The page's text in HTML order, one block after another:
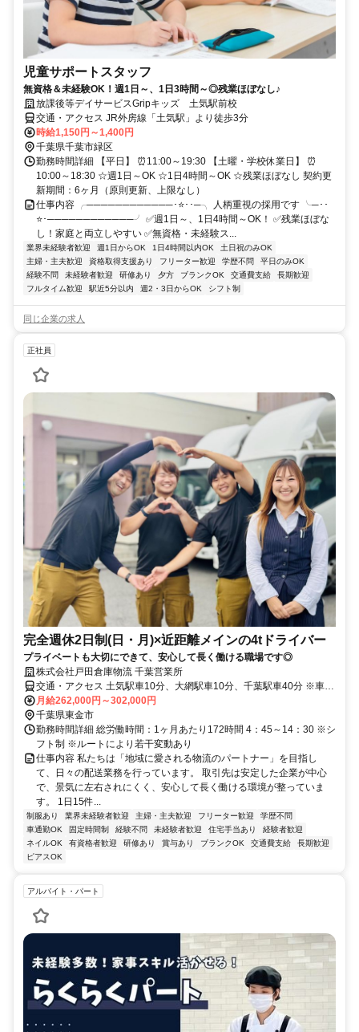
児童サポートスタッフ
無資格＆未経験OK！週1日～、1日3時間～◎残業ほぼなし♪
放課後等デイサービスGripキッズ 土気駅前校
交通・アクセス JR外房線「土気駅」より徒歩3分
時給1,150円～1,400円
千葉県千葉市緑区
勤務時間詳細 【平日】 ⏰11:00～19:30 【土曜・学校休業日】 ⏰
10:00～18:30 ☆週1日～OK ☆1日4時間～OK ☆残業ほぼなし 契約更
新期間：6ヶ月（原則更新、上限なし）
仕事内容 ╭────────────･⭐･･─╮ 人柄重視の採用です ╰─･･
⭐･────────────╯ ✅週1日～、1日4時間～OK！ ✅残業ほぼな
し！家庭と両立しやすい ✅無資格・未経験ス...
業界未経験者歓迎 週1日からOK 1日4時間以内OK
土日祝のみOK
主婦・主夫歓迎
資格取得支援あり フリーター歓迎 学歴不問
平日のみOK
経験不問
未経験者歓迎 研修あり 夕方 ブランクOK 交通費支給
長期歓迎
フルタイム歓迎
駅近5分以内 週2・3日からOK シフト制
同じ企業の求人
正社員
完全週休2日制(日・月)×近距離メインの4tドライバー
プライベートも大切にできて、安心して長く働ける職場です◎
株式会社戸田倉庫物流 千葉営業所
交通・アクセス 土気駅車10分、大網駅車10分、千葉駅車40分 ※車通
勤可
月給262,000円～302,000円
千葉県東金市
勤務時間詳細 総労働時間：1ヶ月あたり172時間 4：45～14：30 ※シ
フト制 ※ルートにより若干変動あり
仕事内容 私たちは「地域に愛される物流のパートナー」を目指し
て、日々の配送業務を行っています。 取引先は安定した企業が中心
で、景気に左右されにくく、安心して長く働ける環境が整っていま
す。 1日15件...
制服あり 業界未経験者歓迎 主婦・主夫歓迎 フリーター歓迎
学歴不問
車通勤OK
固定時間制 経験不問 未経験者歓迎 住宅手当あり
経験者歓迎
ネイルOK
有資格者歓迎 研修あり 賞与あり ブランクOK 交通費支給
長期歓迎
ピアスOK
アルバイト・パート